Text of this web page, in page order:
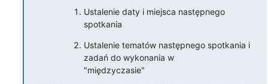
Ustalenie daty i miejsca następnego
spotkania
Ustalenie tematów następnego spotkania i
zadań do wykonania w
"międzyczasie"